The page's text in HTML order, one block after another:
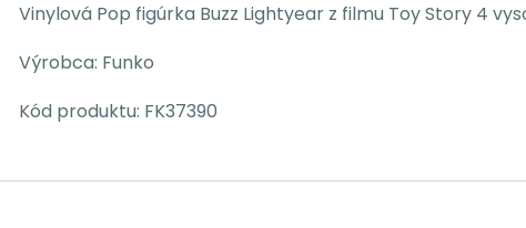
Vinylová Pop figúrka Buzz Lightyear z filmu Toy Story 4
Výrobca: Funko
Kód produktu: FK37390